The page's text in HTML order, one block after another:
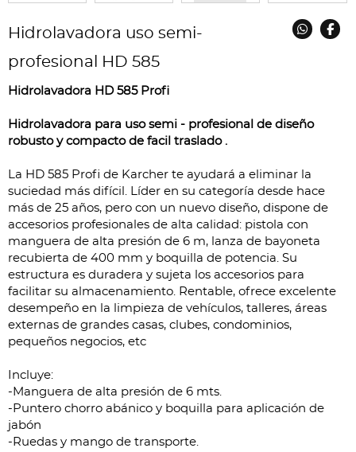
Hidrolavadora uso semi-
profesional HD 585
Hidrolavadora HD 585 Profi
Hidrolavadora para uso semi - profesional de diseño
robusto y compacto de facil traslado .
La HD 585 Profi de Karcher te ayudará a eliminar la
suciedad más difícil. Líder en su categoría desde hace
más de 25 años, pero con un nuevo diseño, dispone de
accesorios profesionales de alta calidad: pistola con
manguera de alta presión de 6 m, lanza de bayoneta
recubierta de 400 mm y boquilla de potencia. Su
estructura es duradera y sujeta los accesorios para
facilitar su almacenamiento. Rentable, ofrece excelente
desempeño en la limpieza de vehículos, talleres, áreas
externas de grandes casas, clubes, condominios,
pequeños negocios, etc
Incluye:
-Manguera de alta presión de 6 mts.
-Puntero chorro abánico y boquilla para aplicación de
jabón
-Ruedas y mango de transporte.